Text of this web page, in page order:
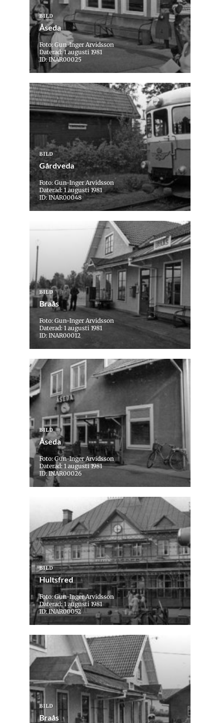
BILD
Åseda
Foto: Gun-Inger Arvidsson
Daterad: 1 augusti 1981
ID: INAR00025
BILD
Gårdveda
Foto: Gun-Inger Arvidsson
Daterad: 1 augusti 1981
ID: INAR00048
BILD
Braås
Foto: Gun-Inger Arvidsson
Daterad: 1 augusti 1981
ID: INAR00012
BILD
Åseda
Foto: Gun-Inger Arvidsson
Daterad: 1 augusti 1981
ID: INAR00026
BILD
Hultsfred
Foto: Gun-Inger Arvidsson
Daterad: 1 augusti 1981
ID: INAR00052
BILD
Braås